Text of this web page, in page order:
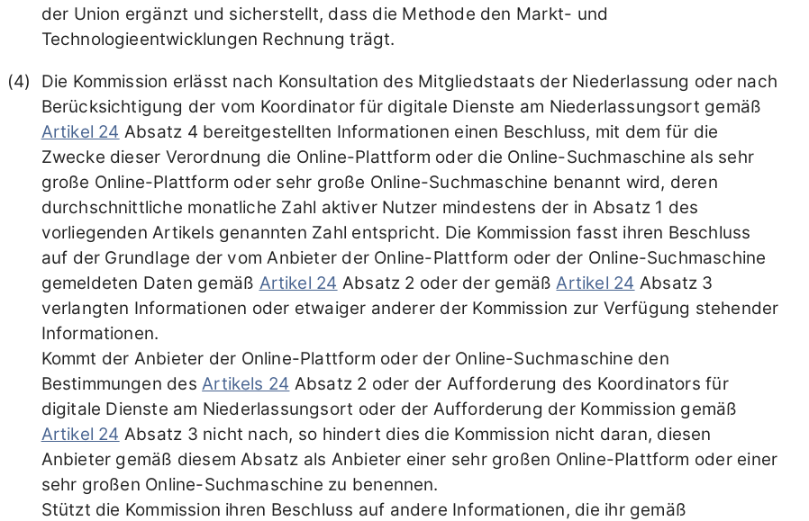
der Union ergänzt und sicherstellt, dass die Methode den Markt- und
Technologieentwicklungen Rechnung trägt.
Die Kommission erlässt nach Konsultation des Mitgliedstaats der Niederlassung oder nach
Berücksichtigung der vom Koordinator für digitale Dienste am Niederlassungsort gemäß
Artikel 24 Absatz 4 bereitgestellten Informationen einen Beschluss, mit dem für die
Zwecke dieser Verordnung die Online-Plattform oder die Online-Suchmaschine als sehr
große Online-Plattform oder sehr große Online-Suchmaschine benannt wird, deren
durchschnittliche monatliche Zahl aktiver Nutzer mindestens der in Absatz 1 des
vorliegenden Artikels genannten Zahl entspricht. Die Kommission fasst ihren Beschluss
auf der Grundlage der vom Anbieter der Online-Plattform oder der Online-Suchmaschine
gemeldeten Daten gemäß Artikel 24 Absatz 2 oder der gemäßArtikel 24 Absatz 3
verlangten Informationen oder etwaiger anderer der Kommission zur Verfügung stehender
Informationen.
Kommt der Anbieter der Online-Plattform oder der Online-Suchmaschine den
Bestimmungen desArtikels 24 Absatz 2 oder der Aufforderung des Koordinators für
digitale Dienste am Niederlassungsort oder der Aufforderung der Kommission gemäß
Artikel 24 Absatz 3 nicht nach, so hindert dies die Kommission nicht daran, diesen
Anbieter gemäß diesem Absatz als Anbieter einer sehr großen Online-Plattform oder einer
sehr großen Online-Suchmaschine zu benennen.
Stützt die Kommission ihren Beschluss auf andere Informationen, die ihr gemäß